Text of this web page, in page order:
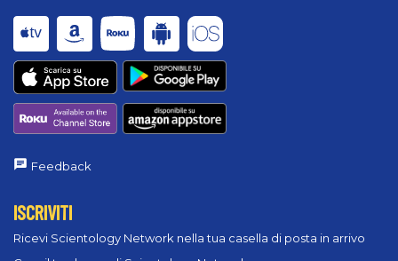
Feedback
ISCRIVITI
Ricevi Scientology Network nella tua casella di posta in arrivo